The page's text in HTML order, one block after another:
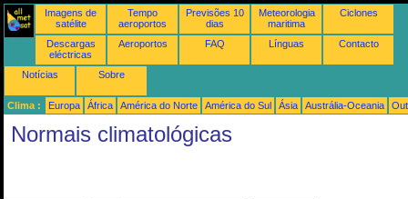
Imagens de
satélite
Tempo
aeroportos
Previsões 10
dias
Meteorologia
maritima
Ciclones
Descargas
eléctricas
Aeroportos FAQ Línguas Contacto
Notícias Sobre
Clima : Europa África América do Norte América do Sul Ásia Austrália-Oceania
Normais climatológicas